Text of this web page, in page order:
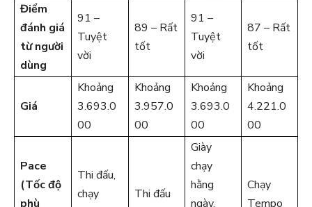
Điểm
đánh giá
từ người
dùng
91 –
Tuyệt
vời
89 – Rất
tốt
91 –
Tuyệt
vời
87 – Rất
tốt
Giá
Khoảng
3.693.0
00
Khoảng
3.957.0
00
Khoảng
3.693.0
00
Khoảng
4.221.0
00
Pace
(Tốc độ
phù
Thi đấu,
chạy
Thi đấu
Giày
chạy
hằng
ngày,
Chạy
Tempo